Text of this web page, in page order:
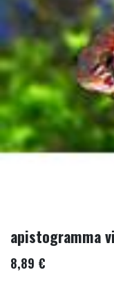
apistogramma
8,89 €